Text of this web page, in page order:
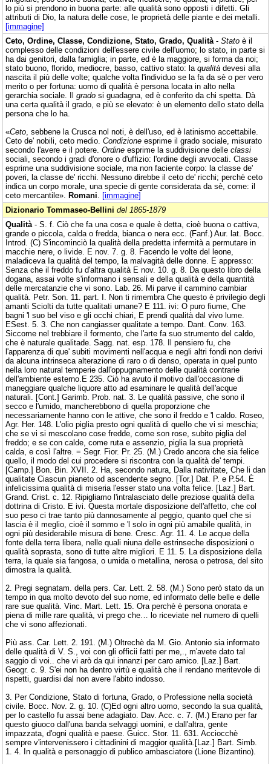
lo più si prendono in buona parte: alle qualità sono opposti i difetti. Gli
attributi di Dio, la natura delle cose, le proprietà delle piante e dei metalli.
[immagine]
Ceto, Ordine, Classe, Condizione, Stato, Grado, Qualità - Stato è il
complesso delle condizioni dell'essere civile dell'uomo; lo stato, in parte si
ha dai genitori, dalla famiglia; in parte, ed è la maggiore, si forma da noi;
stato buono, florido, mediocre, basso, cattivo stato: la qualità devesi alla
nascita il più delle volte; qualche volta l'individuo se la fa da sè o per vero
merito o per fortuna: uomo di qualità è persona locata in alto nella
gerarchia sociale. Il grado si guadagna, ed è conferito da chi spetta. Dà
una certa qualità il grado, e più se elevato: è un elemento dello stato della
persona che lo ha.
«Ceto , sebbene la Crusca nol noti, è dell'uso, ed è latinismo accettabile.
Ceto de' nobili, ceto medio. Condizione esprime il grado sociale, misurato
secondo l'avere e il potere. Ordine esprime la suddivisione delle classi
sociali, secondo i gradi d'onore o d'uffizio: l'ordine degli avvocati. Classe
esprime una suddivisione sociale, ma non faciente corpo: la classe de'
poveri, la classe de' ricchi. Nessuno direbbe il ceto de' ricchi; perchè ceto
indica un corpo morale, una specie di gente considerata da sè, come: il
ceto mercantile». Romani
[immagine]
Dizionario Tommaseo-Bellini del 1865-1879
Qualità - S. f. Ciò che fa una cosa e quale è detta, cioè buona o cattiva,
grande o piccola, calda o fredda, bianca o nera ecc. (Fanf.) Aur. lat. Bocc.
Introd. (C) S'incominciò la qualità della predetta infermità a permutare in
macchie nere, o livide. E nov. 7. g. 8. Facendo le volte del leone,
maladiceva Ia qualità del tempo, la malvagità delle donne. E appresso:
Senza che il freddo fu d'altra qualità E nov. 10. g. 8. Da questo libro della
dogana, assai volte s'informano i sensali e della qualità e della quantità
delle mercatanzie che vi sono. Lab. 26. Mi parve il cammino cambiar
qualità. Petr. Son. 11. part. I. Non ti rimembra Che questo è privilegio degli
amanti Sciolti da tutte qualitati umane? E 111. ivi: O puro fiume, Che
bagni 'l suo bel viso e gli occhi chiari, E prendi qualità dal vivo lume.
ESest. 5. 3. Che non cangiasser qualitate a tempo. Dant. Conv. 163.
Siccome nel trebbiare il formento, che l'arte fa suo strumento del caldo,
che è naturale qualitade. Sagg. nat. esp. 178. Il pensiero fu, che
l'apparenza di que' subiti movimenti nell'acqua e negli altri fondi non derivi
da alcuna intrinseca alterazione di raro o di denso, operata in quel punto
nella loro natural temperie dall'oppugnamento delle qualità contrarie
dell'ambiente esterno.E 235. Ciò ha avuto il motivo dall'occasione di
maneggiare qualche liquore atto ad esaminare le qualità dell'acque
naturali. [Cont.] Garimb. Prob. nat. 3. Le qualità passive, che sono il
secco e l'umido, mancherebbono di quella proporzione che
necessariamente hanno con le attive, che sono il freddo e 'l caldo. Roseo,
Agr. Her. 148. L'olio piglia presto ogni qualità di quello che vi si meschia;
che se vi si mescolano cose fredde, come son rose, subito piglia del
freddo; e se con calde, come ruta e assenzio, piglia la sua proprietà
calda, e così l'altre. = Segr. Fior. Pr. 25. (M.) Credo ancora che sia felice
quello, il modo del cui procedere si riscontra con la qualità de' tempi.
[Camp.] Bon. Bin. XVII. 2. Ha, secondo natura, Dalla nativitate, Che li dan
qualitate Ciascun pianeto od ascendente segno. [Tor.] Dat. P. e P.54. È
infelicissima qualità di miseria l'esser stato una volta felice. [Laz.] Bart.
Grand. Crist. c. 12. Ripigliamo l'intralasciato delle preziose qualità della
dottrina di Cristo. E ivi. Questa mortale disposizione dell'affetto, che col
suo peso ci trae tanto più dannosamente al peggio, quanto quel che si
lascia è il meglio, cioè il sommo e 'l solo in ogni più amabile qualità, in
ogni più desiderabile misura di bene. Cresc. Agr. 11. 4. Le acque della
fonte della terra libera, nelle quali niuna delle estrinseche disposizioni o
qualità soprasta, sono di tutte altre migliori. E 11. 5. La disposizione della
terra, la quale sia fangosa, o umida o metallina, nerosa o petrosa, del sito
dimostra la qualità.
2. Pregi segnatam. della pers. Car. Lett. 2. 58. (M.) Sono però stato da un
tempo in qua molto devoto del suo nome, ed informato delle belle e delle
rare sue qualità. Vinc. Mart. Lett. 15. Ora perchè è persona onorata e
piena di mille rare qualità, vi prego che… lo riceviate nel numero di quelli
che vi sono affezionati.
Più ass. Car. Lett. 2. 191. (M.) Oltrechè da M. Gio. Antonio sia informato
delle qualità di V. S., voi con gli officii fatti per me,., m'avete dato tal
saggio di voi.. che vi arò da qui innanzi per caro amico. [Laz.] Bart.
Geogr. c. 9. S'ei non ha dentro virtù e qualità che il rendano meritevole di
rispetti, guardisi dal non avere l'abito indosso.
3. Per Condizione, Stato di fortuna, Grado, o Professione nella società
civile. Bocc. Nov. 2. g. 10. (C)Ed ogni altro uomo, secondo la sua qualità,
per lo castello fu assai bene adagiato. Dav. Acc. c. 7. (M.) Erano per far
questo giuoco dall'una banda selvaggi uomini, e dall'altra, gente
impazzata, d'ogni qualità e paese. Guicc. Stor. 11. 631. Acciocchè
sempre v'intervenissero i cittadinini di maggior qualità.[Laz.] Bart. Simb.
1. 4. In qualità e personaggio di publico ambasciatore (Lione Bizantino).